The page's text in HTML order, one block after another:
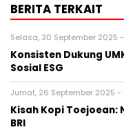
BERITA TERKAIT
Selasa, 30 September 2025 -
Konsisten Dukung
Sosial ESG
Jumat, 26 September 2025 -
Kisah Kopi Toejoean:
BRI